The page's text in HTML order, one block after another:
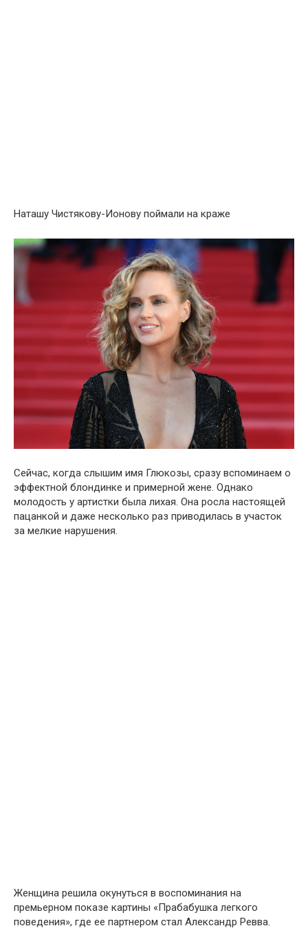
Наташу Чистякову-Ионову поймали на краже
Сейчас, когда слышим имя Глюкозы, сразу вспоминаем о
эффектной блондинке и примерной жене. Однако
молодость у артистки была лихая. Она росла настоящей
пацанкой и даже несколько раз приводилась в участок
за мелкие нарушения.
Женщина решила окунуться в воспоминания на
премьерном показе картины «Прабабушка легкого
поведения», где ее партнером стал Александр Ревва.